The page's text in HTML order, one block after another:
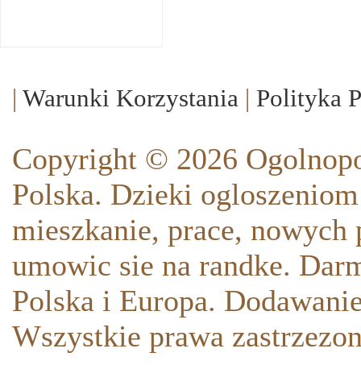
| Warunki Korzystania | Polityka
Copyright © 2026
Polska. Dzieki
mieszkanie, prace,
umowic sie na randke.
Polska i Europa.
Wszystkie prawa